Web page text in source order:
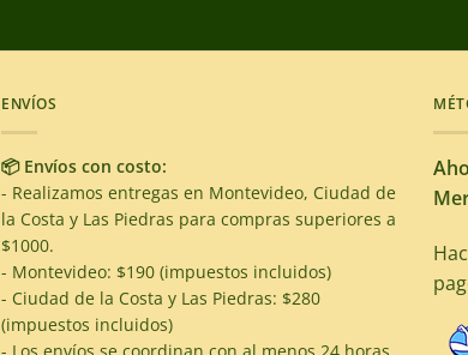
ENVÍOS
📦 Envíos con costo:
- Realizamos entregas en Montevideo, Ciudad de
la Costa y Las Piedras para compras superiores a
$1000.
- Montevideo: $190 (impuestos incluidos)
- Ciudad de la Costa y Las Piedras: $280
(impuestos incluidos)